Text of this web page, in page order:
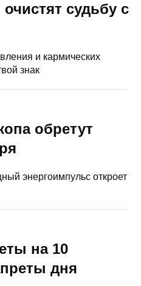
судьбу с
и кармических
знак
обретут
энергоимпульс откроет
на 10
дня